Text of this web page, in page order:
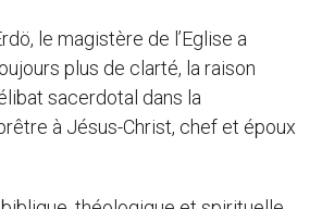
le magistère de l’Eglise a
plus de clarté, la raison
sacerdotal dans la
à Jésus-Christ, chef et époux